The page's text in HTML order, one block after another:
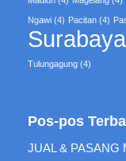
Ngawi (4) Pacitan (4)
Surabaya
Tulungagung (4)
Pos-pos
JUAL & PASANG